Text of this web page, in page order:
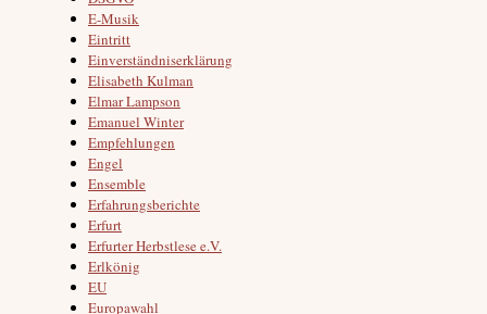
E-Musik
Eintritt
Einverständniserklärung
Elisabeth Kulman
Elmar Lampson
Emanuel Winter
Empfehlungen
Engel
Ensemble
Erfahrungsberichte
Erfurt
Erfurter Herbstlese e.V.
Erlkönig
EU
Europawahl